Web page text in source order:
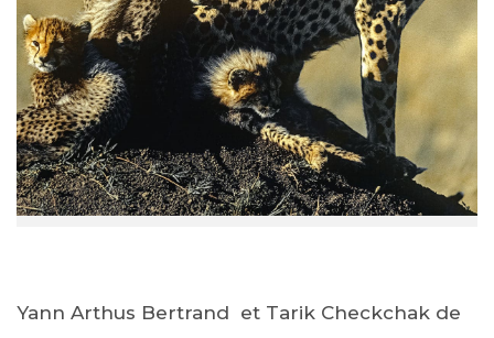
Yann Arthus Bertrand ​ et Tarik Checkchak de